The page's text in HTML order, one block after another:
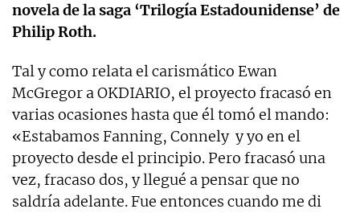
novela de la saga ‘Trilogía Estadounidense’ de
Philip Roth.
Tal y como relata el carismático Ewan
McGregor a OKDIARIO, el proyecto fracasó en
varias ocasiones hasta que él tomó el mando:
«Estabamos Fanning, Connely y yo en el
proyecto desde el principio. Pero fracasó una
vez, fracaso dos, y llegué a pensar que no
saldría adelante. Fue entonces cuando me di